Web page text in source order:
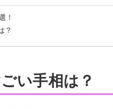
！
？
い手相は？